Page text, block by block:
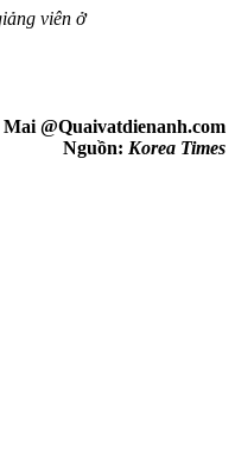
viên ở
@Quaivatdienanh.com
Nguồn: Korea Times